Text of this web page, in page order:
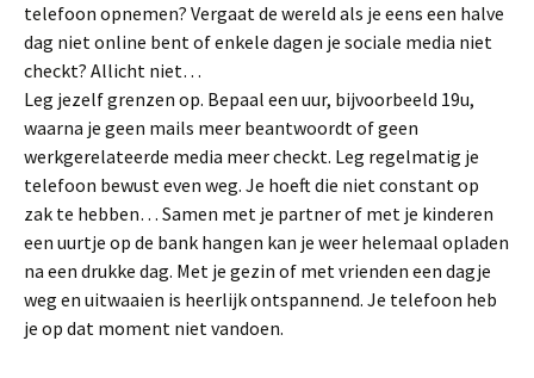
telefoon opnemen? Vergaat de wereld als je eens een halve
dag niet online bent of enkele dagen je sociale media niet
checkt? Allicht niet…
Leg jezelf grenzen op. Bepaal een uur, bijvoorbeeld 19u,
waarna je geen mails meer beantwoordt of geen
werkgerelateerde media meer checkt. Leg regelmatig je
telefoon bewust even weg. Je hoeft die niet constant op
zak te hebben… Samen met je partner of met je kinderen
een uurtje op de bank hangen kan je weer helemaal opladen
na een drukke dag. Met je gezin of met vrienden een dagje
weg en uitwaaien is heerlijk ontspannend. Je telefoon heb
je op dat moment niet vandoen.